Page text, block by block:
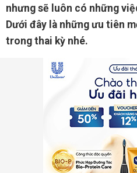
nhưng sẽ luôn có những
Dưới đây là những ưu tiên
trong thai kỳ nhé.